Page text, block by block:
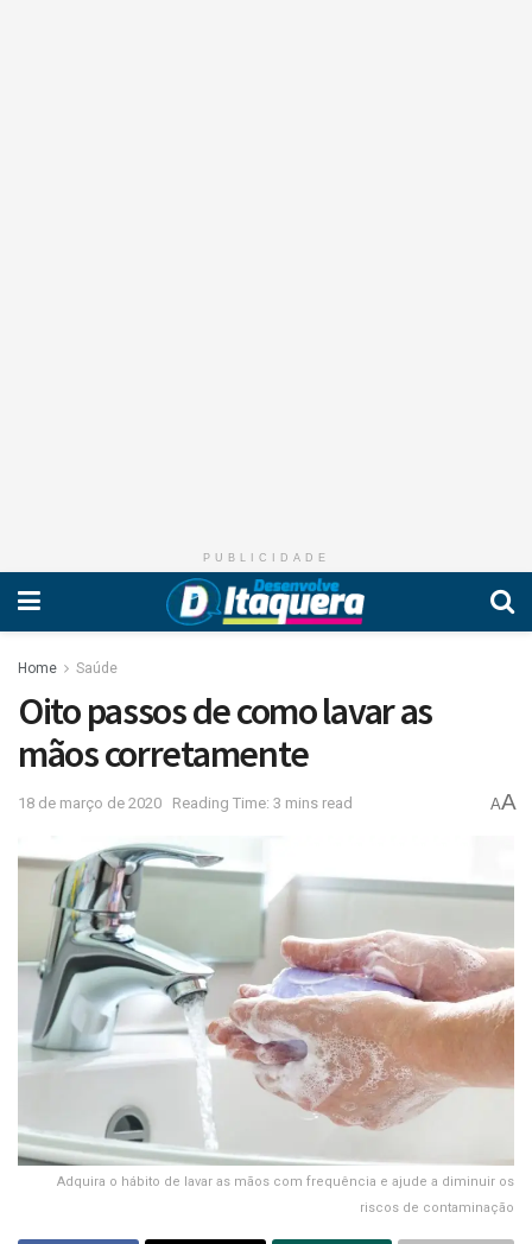
PUBLICIDADE
Home Saúde
Oito passos de como lavar as
mãos corretamente
18 de março de 2020 Reading Time: 3 mins read AA
Adquira o hábito de lavar as mãos com frequência e ajude a diminuir os
riscos de contaminação